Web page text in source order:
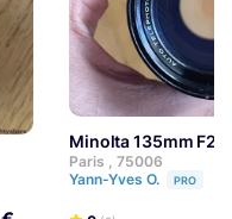
Minolta 135mm
Paris , 75006
Yann-Yves O.
PRO